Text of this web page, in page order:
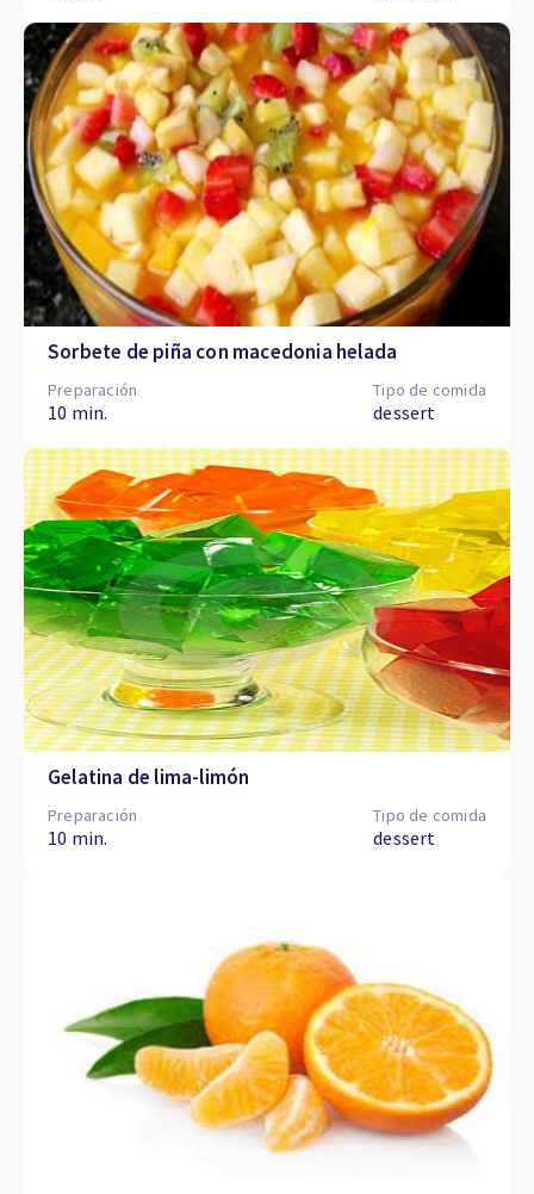
Sorbete de piña con macedonia helada
Preparación
10 min.
Tipo de comida
dessert
Gelatina de lima-limón
Preparación
10 min.
Tipo de comida
dessert